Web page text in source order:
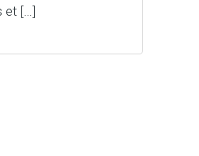
et […]